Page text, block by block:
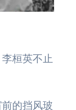
桓英不止
的挡风玻